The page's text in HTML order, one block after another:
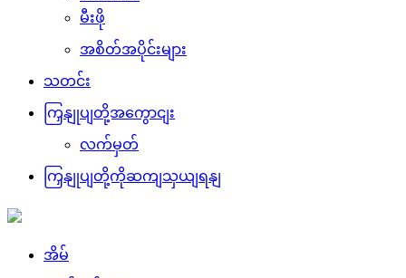
မီးဖို
အစိတ်အပိုင်းများ
သတင်း
ကြှနျုပျတို့အကွောငျး
လက်မှတ်
ကြှနျုပျတို့ကိုဆကျသှယျရနျ
အိမ်